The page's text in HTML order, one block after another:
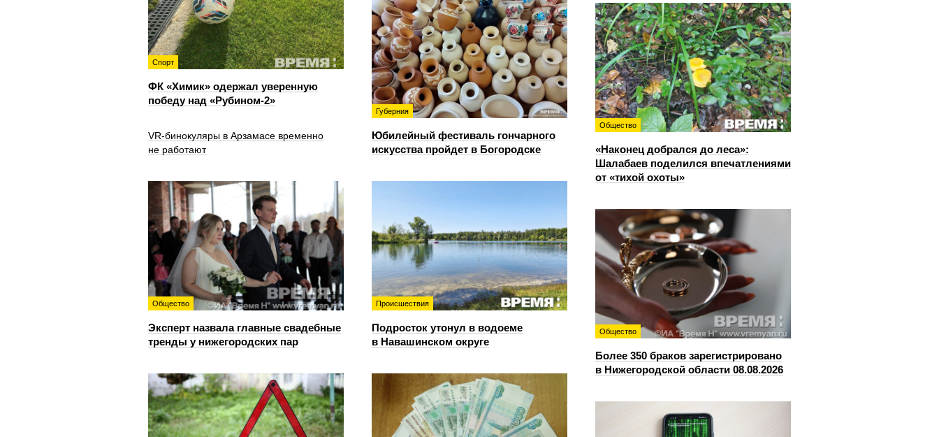
Спорт
ФК «Химик» одержал уверенную
победу над «Рубином‑2»
Губерния
Юбилейный фестиваль гончарного
искусства пройдет в Богородске
Общество
«Наконец добрался до леса»:
Шалабаев поделился впечатлениями
от «тихой охоты»
VR‑бинокуляры в Арзамасе временно
не работают
Общество
Эксперт назвала главные свадебные
тренды у нижегородских пар
Происшествия
Подросток утонул в водоеме
в Навашинском округе
Общество
Более 350 браков зарегистрировано
в Нижегородской области 08.08.2026